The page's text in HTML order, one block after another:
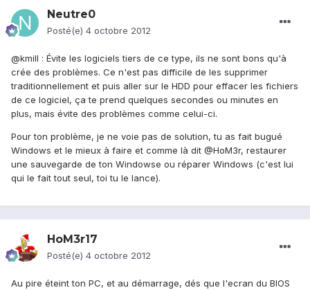
Neutre0
Posté(e) 4 octobre 2012
@kmill : Évite les logiciels tiers de ce type, ils ne sont bons qu'à
crée des problèmes. Ce n'est pas difficile de les supprimer
traditionnellement et puis aller sur le HDD pour effacer les fichiers
de ce logiciel, ça te prend quelques secondes ou minutes en
plus, mais évite des problèmes comme celui-ci.
Pour ton problème, je ne voie pas de solution, tu as fait bugué
Windows et le mieux à faire et comme là dit @HoM3r, restaurer
une sauvegarde de ton Windowse ou réparer Windows (c'est lui
qui le fait tout seul, toi tu le lance).
HoM3r17
Posté(e) 4 octobre 2012
Au pire éteint ton PC, et au démarrage, dés que l'ecran du BIOS